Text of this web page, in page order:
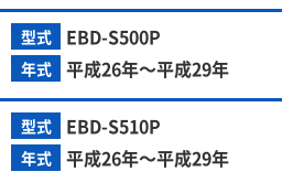
型式 EBD-S500P
年式 平成26年～平成29年
型式 EBD-S510P
年式 平成26年～平成29年